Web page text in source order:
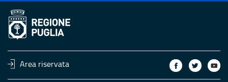
Area riservata